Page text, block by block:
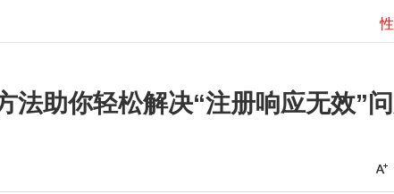
法助你轻松解决“注册响应无效”